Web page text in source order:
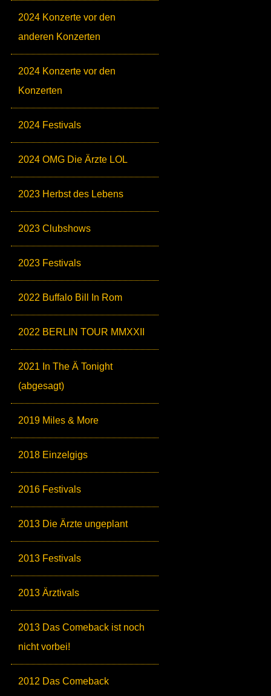
2024 Konzerte vor den
anderen Konzerten
2024 Konzerte vor den
Konzerten
2024 Festivals
2024 OMG Die Ärzte LOL
2023 Herbst des Lebens
2023 Clubshows
2023 Festivals
2022 Buffalo Bill In Rom
2022 BERLIN TOUR MMXXII
2021 In The Ä Tonight
(abgesagt)
2019 Miles & More
2018 Einzelgigs
2016 Festivals
2013 Die Ärzte ungeplant
2013 Festivals
2013 Ärztivals
2013 Das Comeback ist noch
nicht vorbei!
2012 Das Comeback